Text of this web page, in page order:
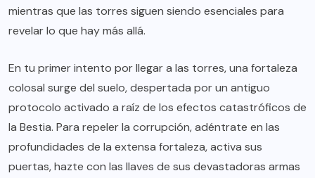
mientras que las torres siguen siendo esenciales para
revelar lo que hay más allá.
En tu primer intento por llegar a las torres, una fortaleza
colosal surge del suelo, despertada por un antiguo
protocolo activado a raíz de los efectos catastróficos de
la Bestia. Para repeler la corrupción, adéntrate en las
profundidades de la extensa fortaleza, activa sus
puertas, hazte con las llaves de sus devastadoras armas